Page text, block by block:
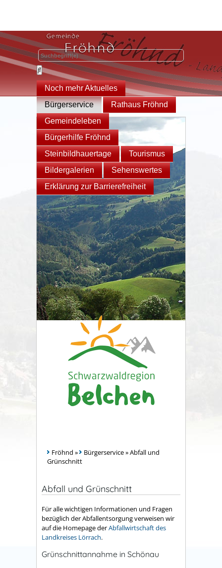
Noch mehr Aktuelles
Bürgerservice
Rathaus Fröhnd
Gemeindeleben
Bürgerhilfe Fröhnd
Steinbildhauertage
Tourismus
Bildergalerien
Sehenswertes
Erklärung zur Barrierefreiheit
Fröhnd » Bürgerservice»Abfall und
Grünschnitt
Abfall und Grünschnitt
Für alle wichtigen Informationen und Fragen
bezüglich der Abfallentsorgung verweisen wir
auf die Homepage derAbfallwirtschaft des
Landkreises Lörrach.
Grünschnittannahme in Schönau